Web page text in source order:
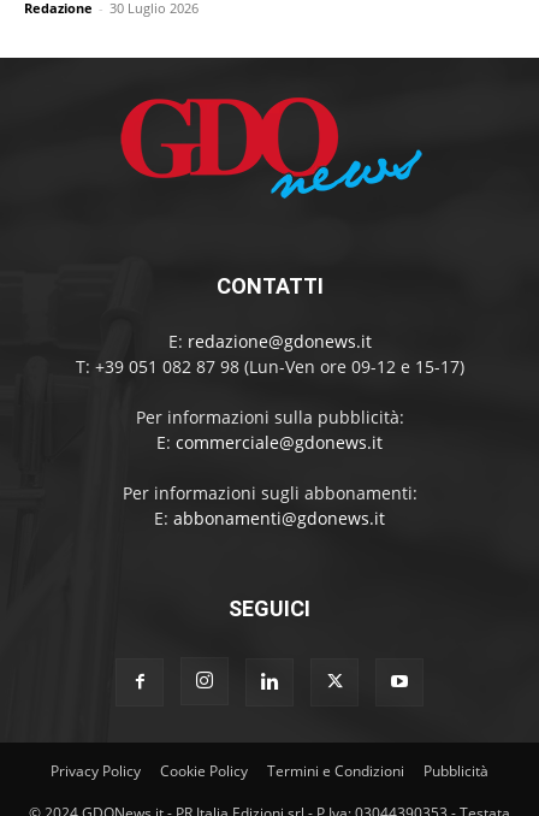
Redazione - 30 Luglio 2026
CONTATTI
E: redazione@gdonews.it
T: +39 051 082 87 98 (Lun-Ven ore 09-12 e 15-17)
Per informazioni sulla pubblicità:
E: commerciale@gdonews.it
Per informazioni sugli abbonamenti:
E: abbonamenti@gdonews.it
SEGUICI
Privacy Policy Cookie Policy Termini e Condizioni Pubblicità